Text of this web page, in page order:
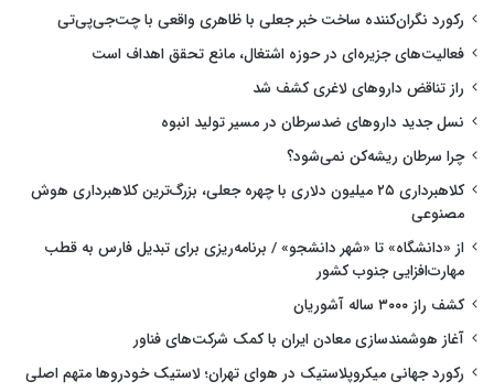
رکورد نگران‌کننده ساخت خبر جعلی با ظاهری واقعی با چت‌جی‌پی‌تی
فعالیت‌های جزیره‌ای در حوزه اشتغال، مانع تحقق اهداف است
راز تناقض داروهای لاغری کشف شد
نسل جدید داروهای ضدسرطان در مسیر تولید انبوه
چرا سرطان ریشه‌کن نمی‌شود؟
کلاهبرداری ۲۵ میلیون دلاری با چهره جعلی، بزرگ‌ترین کلاهبرداری هوش
مصنوعی
از «دانشگاه» تا «شهر دانشجو» / برنامه‌ریزی برای تبدیل فارس به قطب
مهارت‌افزایی جنوب کشور
کشف راز ۳۰۰۰ ساله آشوریان
آغاز هوشمندسازی معادن ایران با کمک شرکت‌های فناور
رکورد جهانی میکروپلاستیک در هوای تهران؛ لاستیک خودروها متهم اصلی